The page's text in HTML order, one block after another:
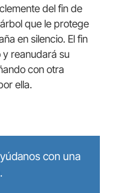
del fin de
que le protege
en silencio. El fin
y reanudará su
con otra
ella.
con una